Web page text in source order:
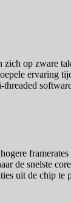
op zware
ervaring
framerates
de snelste
uit de chip te